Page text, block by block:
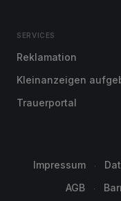
SERVICES
Reklamation
Kleinanzeigen
Trauerportal
Impressum
AGB